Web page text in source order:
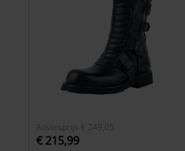
Adviesprijs € 249,05
€ 215,99